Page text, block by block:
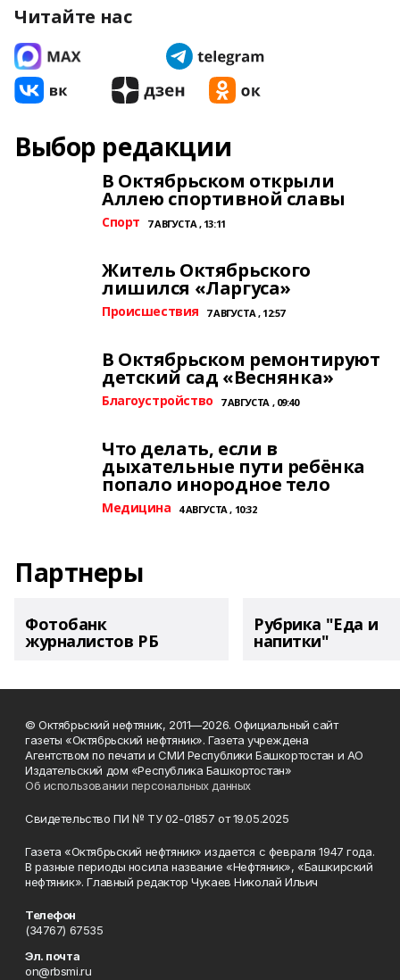
Читайте нас
Выбор редакции
В Октябрьском открыли
Аллею спортивной славы
Спорт 7 АВГУСТА , 13:11
Житель Октябрьского
лишился «Ларгуса»
Происшествия 7 АВГУСТА , 12:57
В Октябрьском ремонтируют
детский сад «Веснянка»
Благоустройство 7 АВГУСТА , 09:40
Что делать, если в
дыхательные пути ребёнка
попало инородное тело
Медицина 4 АВГУСТА , 10:32
Партнеры
Фотобанк
журналистов РБ
Рубрика "Еда и
напитки"
© Октябрьский нефтяник, 2011—2026. Официальный сайт
газеты «Октябрьский нефтяник». Газета учреждена
Агентством по печати и СМИ Республики Башкортостан и АО
Издательский дом «Республика Башкортостан»
Об использовании персональных данных
Свидетельство ПИ № ТУ 02-01857 от 19.05.2025
Газета «Октябрьский нефтяник» издается с февраля 1947 года.
В разные периоды носила название «Нефтяник», «Башкирский
нефтяник». Главный редактор Чукаев Николай Ильич
Телефон
(34767) 67535
Эл. почта
on@rbsmi.ru